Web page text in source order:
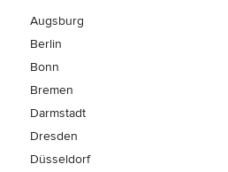
Augsburg
Berlin
Bonn
Bremen
Darmstadt
Dresden
Düsseldorf